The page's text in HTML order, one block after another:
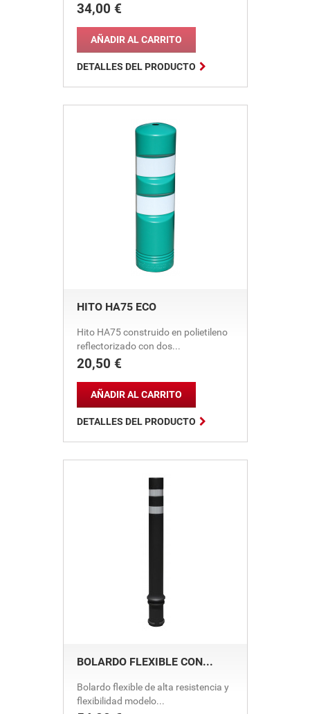
Precio
34,00 €

AÑADIR AL CARRITO
DETALLES DEL PRODUCTO
HITO HA75 ECO
Hito HA75 construido en polietileno
reflectorizado con dos...
Precio
20,50 €

AÑADIR AL CARRITO
DETALLES DEL PRODUCTO
BOLARDO FLEXIBLE CON...
Bolardo flexible de alta resistencia y
flexibilidad modelo...